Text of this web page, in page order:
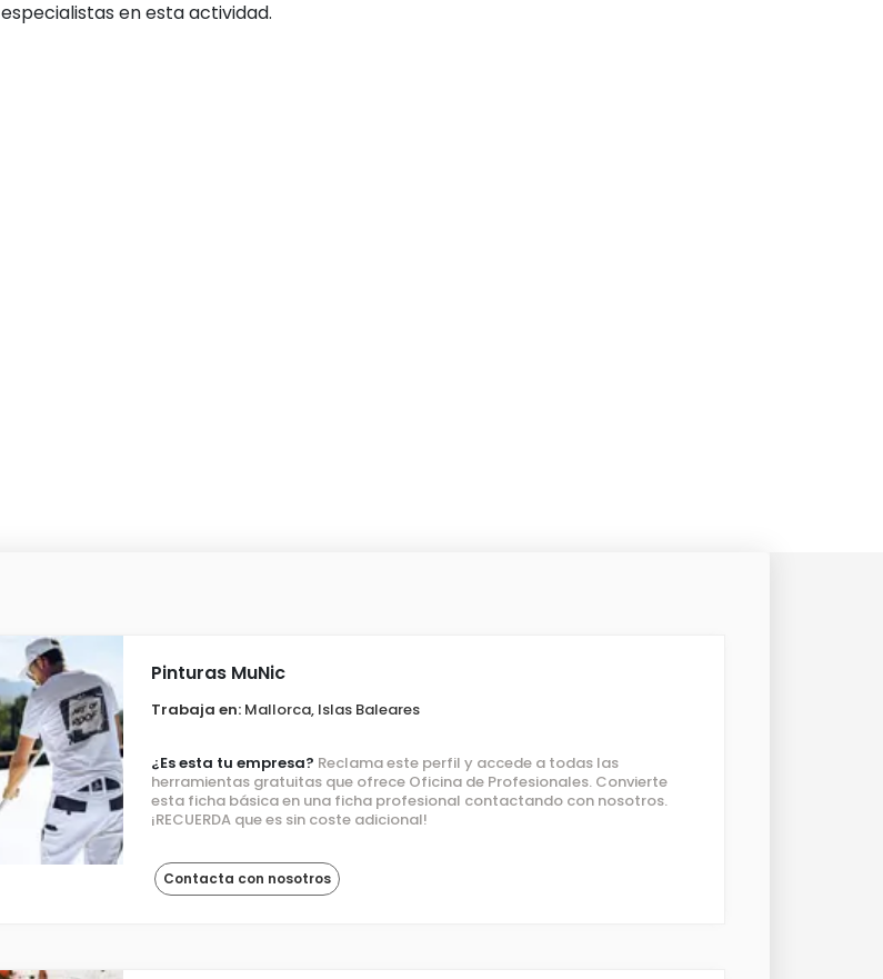
especialistas en esta actividad.
Pinturas MuNic
Trabaja en: Mallorca, Islas Baleares
¿Es esta tu empresa? Reclama este perfil y accede a todas las
herramientas gratuitas que ofrece Oficina de Profesionales. Convierte
esta ficha básica en una ficha profesional contactando con nosotros.
¡RECUERDA que es sin coste adicional!
Contacta con nosotros